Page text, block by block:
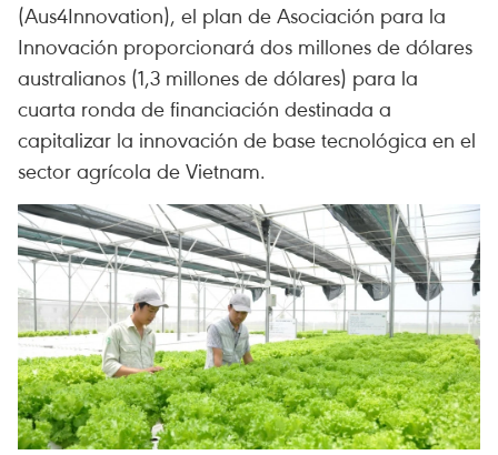
(Aus4Innovation), el plan de Asociación para la
Innovación proporcionará dos millones de dólares
australianos (1,3 millones de dólares) para la
cuarta ronda de financiación destinada a
capitalizar la innovación de base tecnológica en el
sector agrícola de Vietnam.